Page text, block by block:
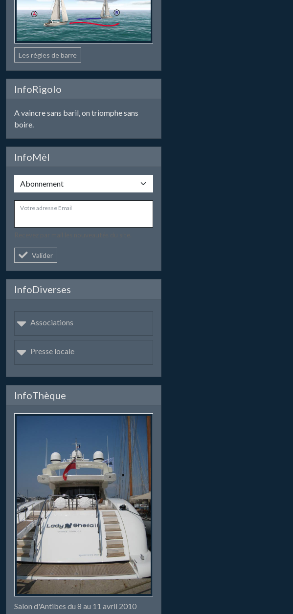
Les règles de barre
InfoRigolo
A vaincre sans baril, on triomphe sans
boire.
InfoMèl
Votre adresse Email
Valider
InfoDiverses
Associations
Presse locale
InfoThèque
Salon d'Antibes du 8 au 11 avril 2010